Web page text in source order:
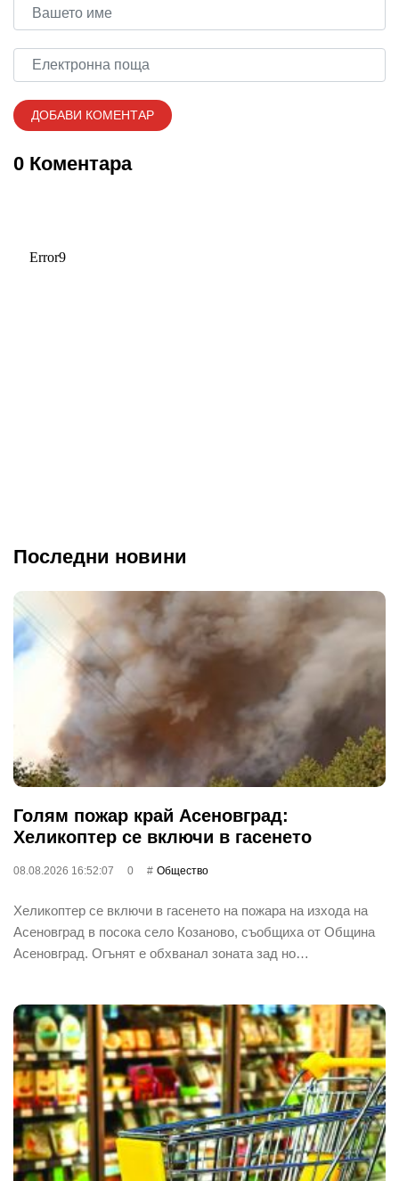
0 Коментара
Последни новини
Голям пожар край Асеновград:
Хеликоптер се включи в гасенето
08.08.2026 16:52:07 0 Общество
Хеликоптер се включи в гасенето на пожара на изхода на
Асеновград в посока село Козаново, съобщиха от Община
Асеновград. Огънят е обхванал зоната зад но…